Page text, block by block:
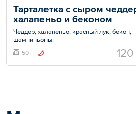
Тарталетка с сыром
халапеньо и беконом
Чеддер, халапеньо, красный лук, бекон,
шампиньоны.
Минимальный заказ — 10 шт.
50 г